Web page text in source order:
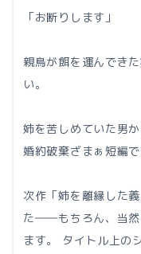
「お断りします」
親鳥が餌を運んでき
い。
姉を苦しめていた男
婚約破棄ざまぁ短編で
次作「姉を離縁した
た――もちろん、当然
ます。 タイトル上の